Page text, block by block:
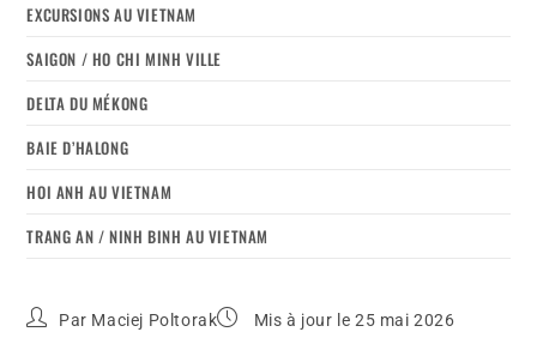
EXCURSIONS AU VIETNAM
SAIGON / HO CHI MINH VILLE
DELTA DU MÉKONG
BAIE D’HALONG
HOI ANH AU VIETNAM
TRANG AN / NINH BINH AU VIETNAM
Par Maciej Poltorak Mis à jour le 25 mai 2026